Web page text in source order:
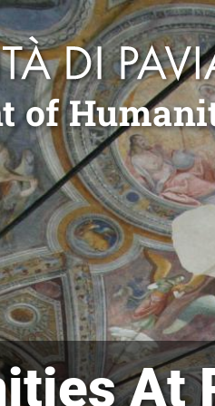
of
At